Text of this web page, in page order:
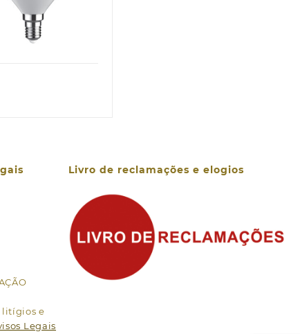
Quick view
litígios e
Legais
Livro de reclamações e elogios